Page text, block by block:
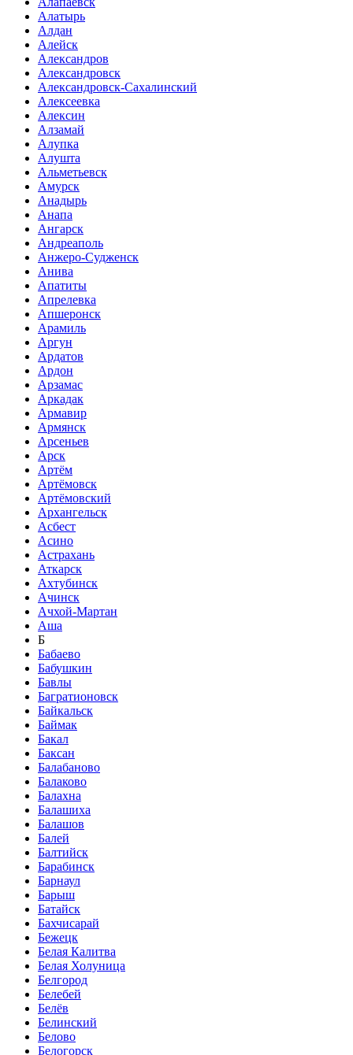
Алатырь
Алдан
Алейск
Александров
Александровск
Александровск-Сахалинский
Алексеевка
Алексин
Алзамай
Алупка
Алушта
Альметьевск
Амурск
Анадырь
Анапа
Ангарск
Андреаполь
Анжеро-Судженск
Анива
Апатиты
Апрелевка
Апшеронск
Арамиль
Аргун
Ардатов
Ардон
Арзамас
Аркадак
Армавир
Армянск
Арсеньев
Арск
Артём
Артёмовск
Артёмовский
Архангельск
Асбест
Асино
Астрахань
Аткарск
Ахтубинск
Ачинск
Ачхой-Мартан
Аша
Б
Бабаево
Бабушкин
Бавлы
Багратионовск
Байкальск
Баймак
Бакал
Баксан
Балабаново
Балаково
Балахна
Балашиха
Балашов
Балей
Балтийск
Барабинск
Барнаул
Барыш
Батайск
Бахчисарай
Бежецк
Белая Калитва
Белая Холуница
Белгород
Белебей
Белёв
Белинский
Белово
Белогорск